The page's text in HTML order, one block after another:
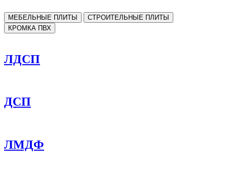
МЕБЕЛЬНЫЕ ПЛИТЫ
СТРОИТЕЛЬНЫЕ ПЛИТЫ
КРОМКА ПВХ
ЛДСП
ДСП
ЛМДФ